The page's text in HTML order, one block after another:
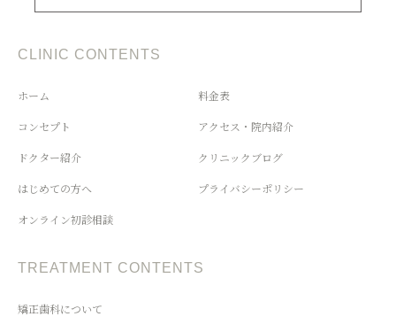
CLINIC CONTENTS
ホーム
コンセプト
ドクター紹介
はじめての方へ
オンライン初診相談
料金表
アクセス・院内紹介
クリニックブログ
プライバシーポリシー
TREATMENT CONTENTS
矯正歯科について